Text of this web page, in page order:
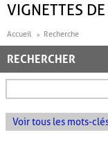
VIGNETTES
Accueil Recherche
RECHERCHER
Voir tous les mots-